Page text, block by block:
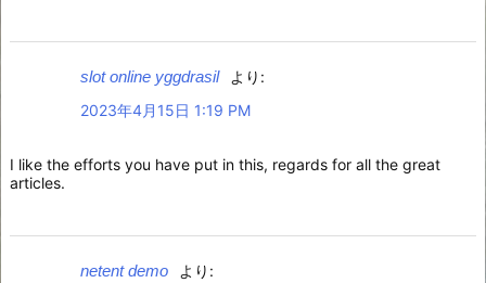
slot online yggdrasil
より:
2023年4月15日 1:19 PM
I like the efforts you have put in this, regards for all the great
articles.
netent demo
より: